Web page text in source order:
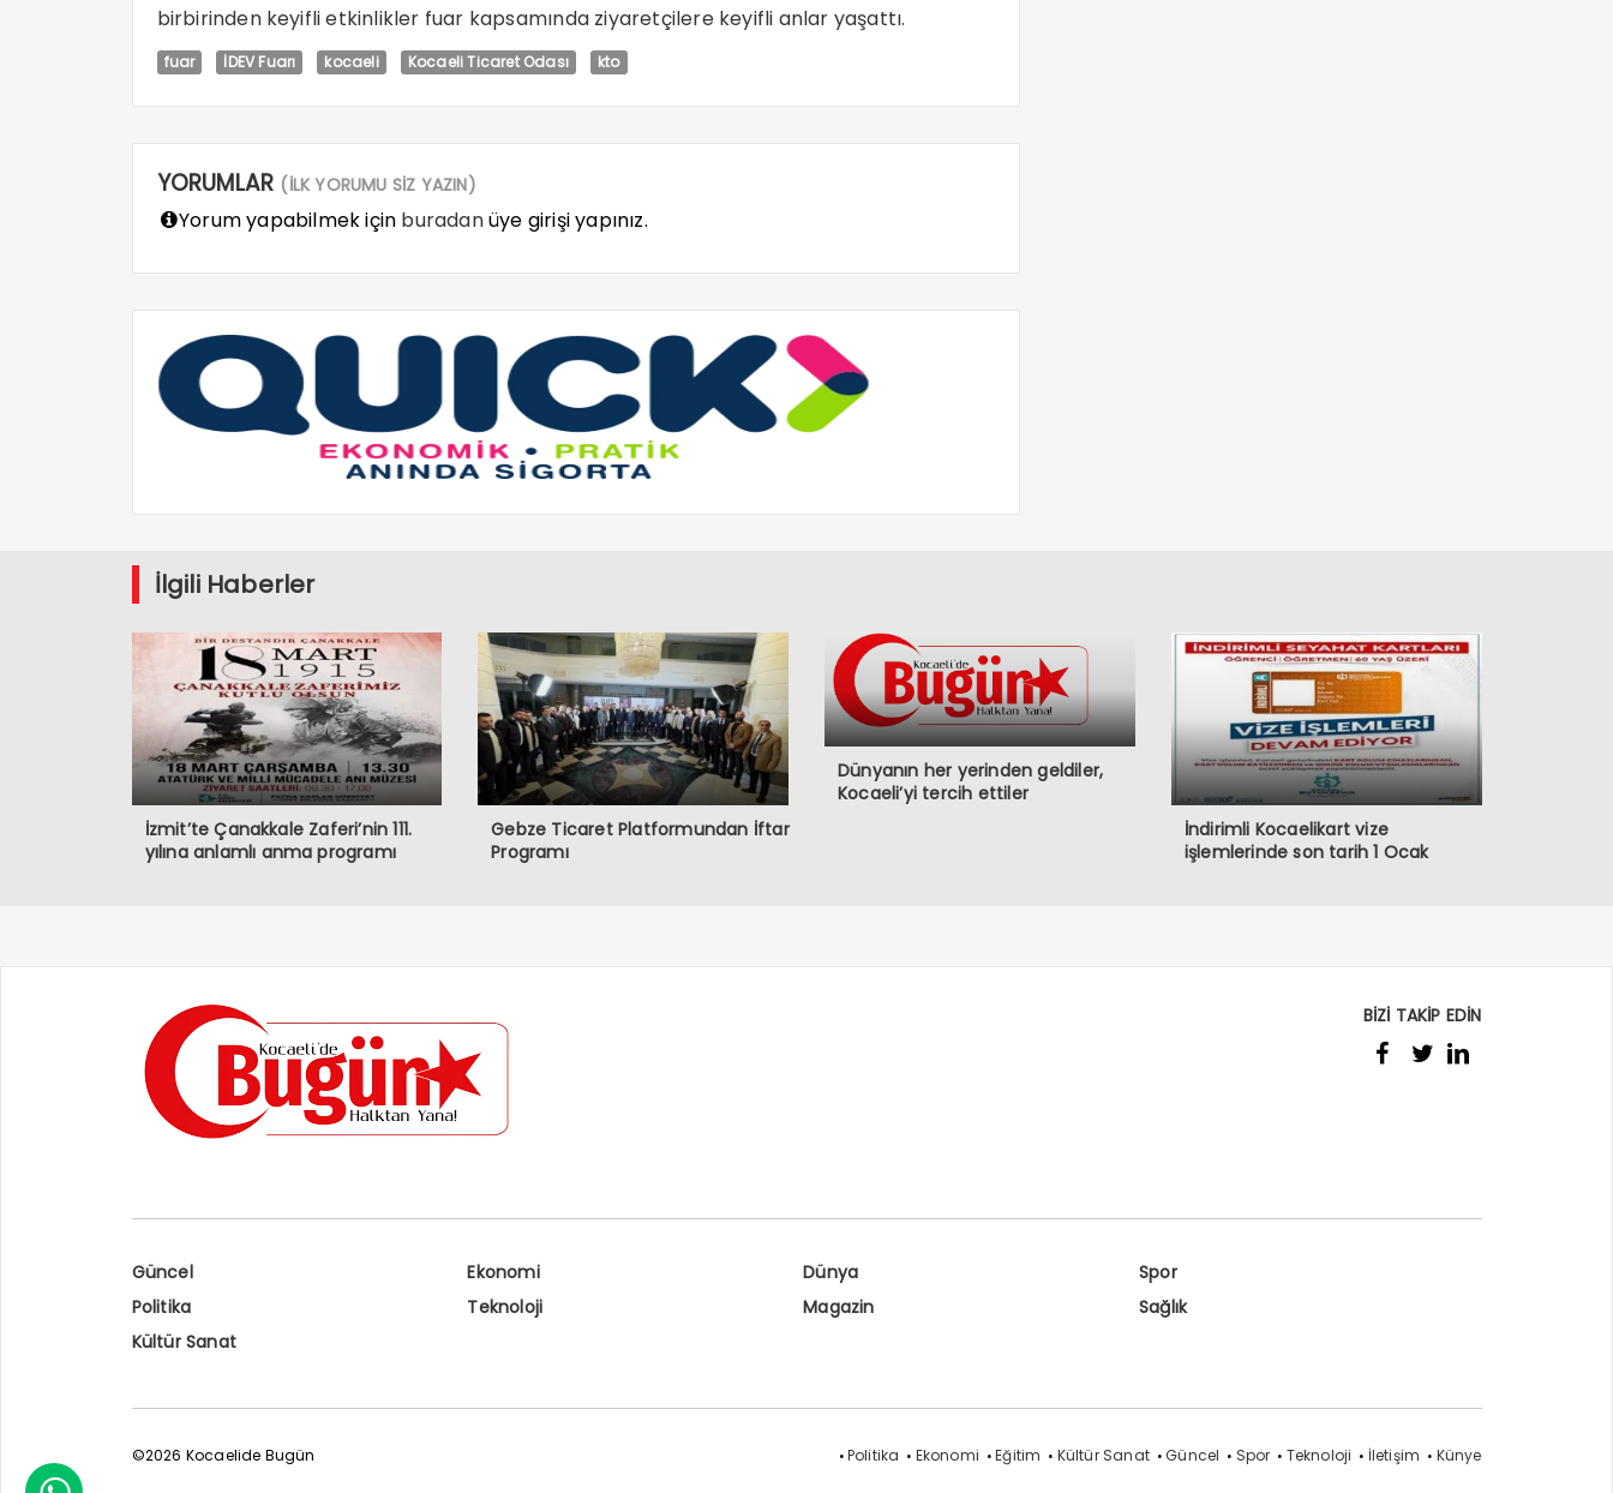
birbirinden keyifli etkinlikler fuar kapsamında ziyaretçilere keyifli anlar yaşattı.
fuar İDEV Fuarı kocaeli Kocaeli Ticaret Odası kto
YORUMLAR (İLK YORUMU SİZ YAZIN)
Yorum yapabilmek için buradanüye girişi yapınız.
İlgili Haberler
İzmit’te Çanakkale Zaferi’nin 111.
yılına anlamlı anma programı
Gebze Ticaret Platformundan İftar
Programı
Dünyanın her yerinden geldiler,
Kocaeli’yi tercih ettiler
İndirimli Kocaelikart vize
işlemlerinde son tarih 1 Ocak
BİZİ TAKİP EDİN
Güncel Ekonomi Dünya
Spor
Politika
Teknoloji Magazin
Sağlık
Kültür Sanat
©2026 Kocaelide Bugün Politika Ekonomi Eğitim Kültür Sanat Güncel Spor Teknoloji İletişim Künye